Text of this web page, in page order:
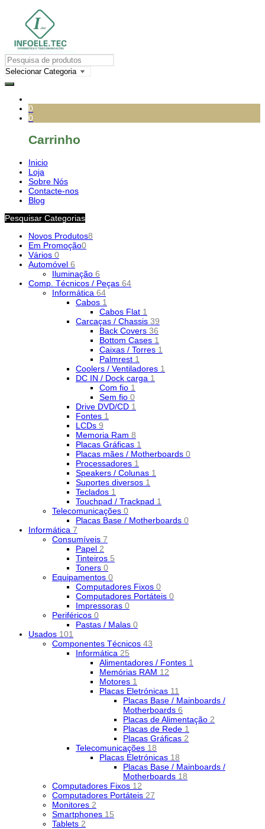
0
0
Carrinho
Inicio
Loja
Sobre Nós
Contacte-nos
Blog
Pesquisar Categorias
Novos Produtos8
Em Promoção0
Vários 0
Automóvel 6
Iluminação 6
Comp. Técnicos / Peças 64
Informática 64
Cabos 1
Cabos Flat 1
Carcaças / Chassis 39
Back Covers 36
Bottom Cases 1
Caixas / Torres 1
Palmrest 1
Coolers / Ventiladores 1
DC IN / Dock carga 1
Com fio 1
Sem fio 0
Drive DVD/CD 1
Fontes 1
LCDs 9
Memoria Ram 8
Placas Gráficas 1
Placas mães / Motherboards 0
Processadores 1
Speakers / Colunas 1
Suportes diversos 1
Teclados 1
Touchpad / Trackpad 1
Telecomunicações 0
Placas Base / Motherboards 0
Informática 7
Consumíveis 7
Papel 2
Tinteiros 5
Toners 0
Equipamentos 0
Computadores Fixos 0
Computadores Portáteis 0
Impressoras 0
Periféricos 0
Pastas / Malas 0
Usados 101
Componentes Técnicos 43
Informática 25
Alimentadores / Fontes 1
Memórias RAM 12
Motores 1
Placas Eletrónicas 11
Placas Base / Mainboards /
Motherboards 6
Placas de Alimentação 2
Placas de Rede 1
Placas Gráficas 2
Telecomunicações 18
Placas Eletrónicas 18
Placas Base / Mainboards /
Motherboards 18
Computadores Fixos 12
Computadores Portáteis 27
Monitores 2
Smartphones 15
Tablets 2